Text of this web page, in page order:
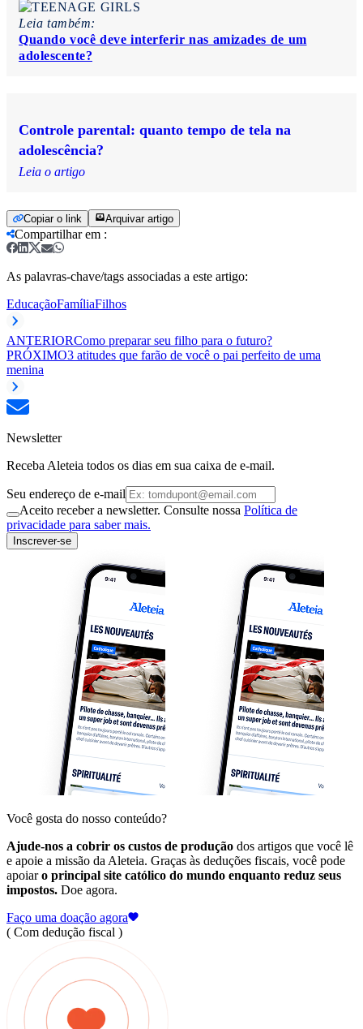
Leia também:
Quando você deve interferir nas amizades de um
adolescente?
Controle parental: quanto tempo de tela na
adolescência?
Leia o artigo
Copiar o link Arquivar artigo
Compartilhar em :
As palavras-chave/tags associadas a este artigo:
EducaçãoFamíliaFilhos
ANTERIORComo preparar seu filho para o futuro?
PRÓXIMO3 atitudes que farão de você o pai perfeito de uma
menina
Newsletter
Receba Aleteia todos os dias em sua caixa de e-mail.
Seu endereço de e-mail
Aceito receber a newsletter. Consulte nossa Política de
privacidade para saber mais.
Inscrever-se
Você gosta do nosso conteúdo?
Ajude-nos a cobrir os custos de produção dos artigos que você lê
e apoie a missão da Aleteia. Graças às deduções fiscais, você pode
apoiaro principal site católico do mundo enquanto reduz seus
impostos. Doe agora.
Faço uma doação agora
( Com dedução fiscal )